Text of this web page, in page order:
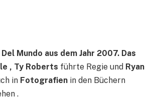
Mundo aus dem Jahr 2007. Das
, Ty Roberts führte Regie und Ryan
in Fotografien in den Büchern
.